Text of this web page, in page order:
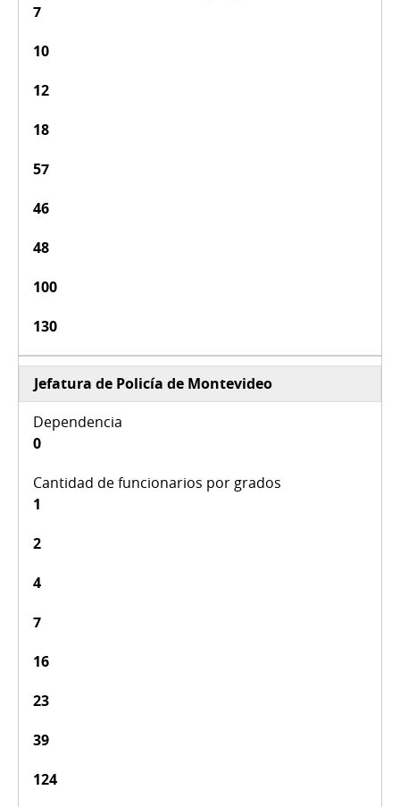
7
10
12
18
57
46
48
100
130
Jefatura de Policía de Montevideo
0
1
2
4
7
16
23
39
124